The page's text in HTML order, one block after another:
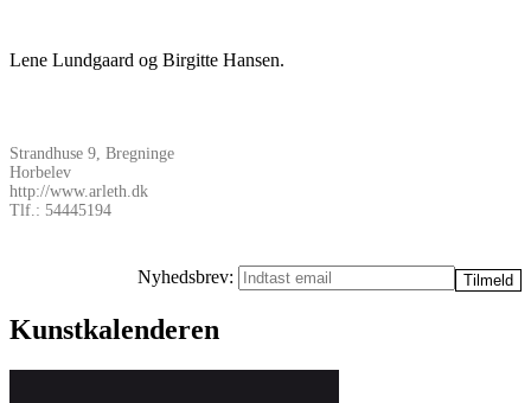
Lene Lundgaard og Birgitte Hansen.
Strandhuse 9, Bregninge
Horbelev
http://www.arleth.dk
Tlf.: 54445194
Nyhedsbrev:
Kunstkalenderen